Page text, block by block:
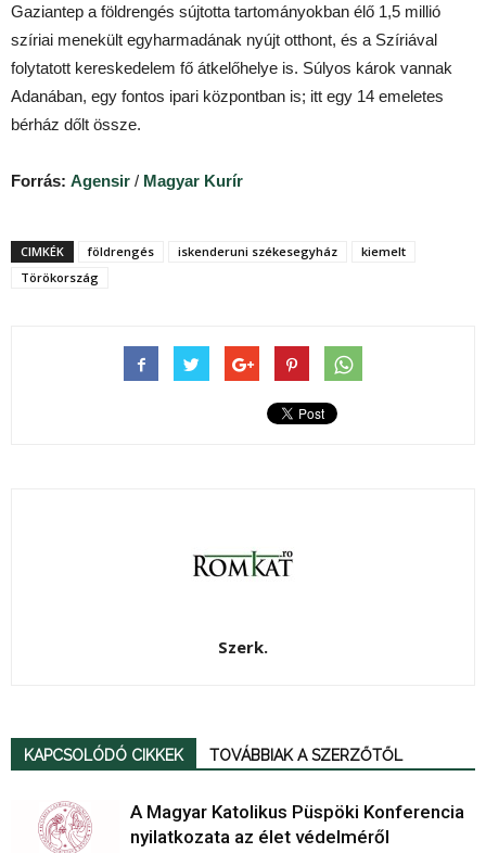
Gaziantep a földrengés sújtotta tartományokban élő 1,5 millió
szíriai menekült egyharmadának nyújt otthont, és a Szíriával
folytatott kereskedelem fő átkelőhelye is. Súlyos károk vannak
Adanában, egy fontos ipari központban is; itt egy 14 emeletes
bérház dőlt össze.
Forrás: Agensir / Magyar Kurír
CIMKÉK földrengés iskenderuni székesegyház
kiemelt
Törökország
Szerk.
KAPCSOLÓDÓ CIKKEK TOVÁBBIAK A SZERZŐTŐL
A Magyar Katolikus Püspöki Konferencia
nyilatkozata az élet védelméről